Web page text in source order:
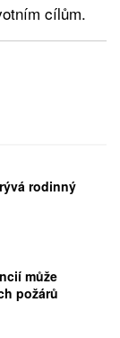
cílům.
rodinný
může
požárů